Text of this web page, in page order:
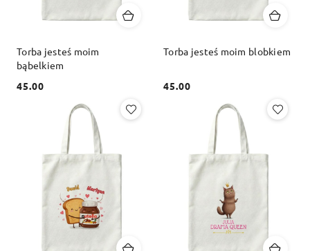
Torba jesteś moim
bąbelkiem
Cena:
45.00
Torba jesteś moim blobkiem
Cena:
45.00